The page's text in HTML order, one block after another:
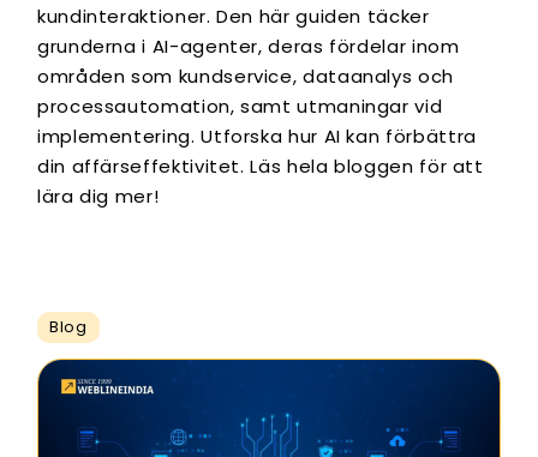
kundinteraktioner. Den här guiden täcker
grunderna i AI-agenter, deras fördelar inom
områden som kundservice, dataanalys och
processautomation, samt utmaningar vid
implementering. Utforska hur AI kan förbättra
din affärseffektivitet. Läs hela bloggen för att
lära dig mer!
Blog